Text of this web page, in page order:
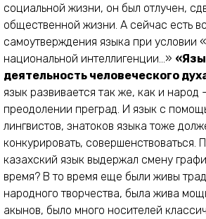
социальной жизни, он был отлучен,
общественной жизни. А сейчас есть
самоутверждения языка при условии
национальной интеллигенции…»
деятельность человеческого
язык развивается так же, как и народ
преодолении преград. И язык с
лингвистов, знатоков языка тоже
конкурировать, совершенствоваться.
казахский язык выдержал смену
время? В то время еще были живы
народного творчества, была жива
акынов, было много носителей